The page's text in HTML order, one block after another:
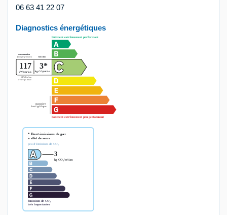
06 63 41 22 07
Diagnostics énergétiques